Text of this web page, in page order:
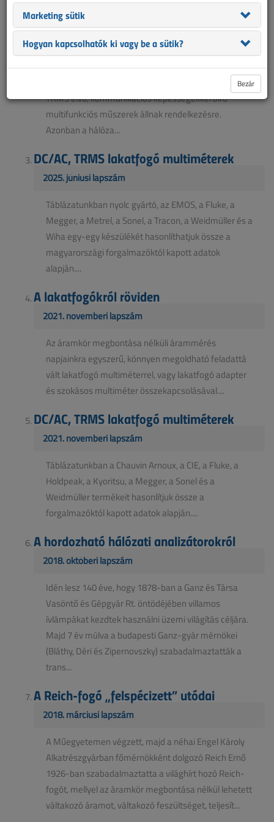
2025. júniusi lapszám
A lakatfogós árammérők évtizedek óta a villamos
szakma alapvető eszközei. Az első, egyszerű
áramváltós kivitelektől kezdve napjainkban már okos,
TRMS elvű, kommunikációs képességekkel bíró
multifunkciós műszerek állnak rendelkezésre.
Azonban a hálóza...
DC/AC, TRMS lakatfogó multiméterek
2025. júniusi lapszám
Táblázatunkban nyolc gyártó, az EMOS, a Fluke, a
Megger, a Metrel, a Sonel, a Tracon, a Weidmüller és a
Wiha egy-egy készülékét hasonlíthatjuk össze a
magyarországi forgalmazóktól kapott adatok
alapján....
A lakatfogókról röviden
2021. novemberi lapszám
Az áramkör megbontása nélküli árammérés
napjainkra egyszerű, könnyen megoldható feladattá
vált lakatfogó multiméterrel, vagy lakatfogó adapter
és szokásos multiméter összekapcsolásával....
DC/AC, TRMS lakatfogó multiméterek
2021. novemberi lapszám
Táblázatunkban a Chauvin Arnoux, a CIE, a Fluke, a
Holdpeak, a Kyoritsu, a Megger, a Sonel és a
Weidmüller termékeit hasonlítjuk össze a
forgalmazóktól kapott adatok alapján....
A hordozható hálózati analizátorokról
2018. októberi lapszám
Idén lesz 140 éve, hogy 1878-ban a Ganz és Társa
Vasöntő és Gépgyár Rt. öntödéjében villamos
ívlámpákat kezdtek használni üzemi világítás céljára.
Majd 7 év múlva a budapesti Ganz-gyár mérnökei
(Bláthy, Déri és Zipernovszky) szabadalmaztatták a
trans...
A Reich-fogó „felspécizett” utódai
2018. márciusi lapszám
A Műegyetemen végzett, majd a néhai Engel Károly
Alkatrészgyárban főmérnökként dolgozó Reich Ernő
1926-ban szabadalmaztatta a világhírt hozó Reich-
fogót, mellyel az áramkör megbontása nélkül lehetett
váltakozó áramot, váltakozó feszültséget, teljesít...
Marketing sütik
Hogyan kapcsolhatók ki vagy be a sütik?
Bezár